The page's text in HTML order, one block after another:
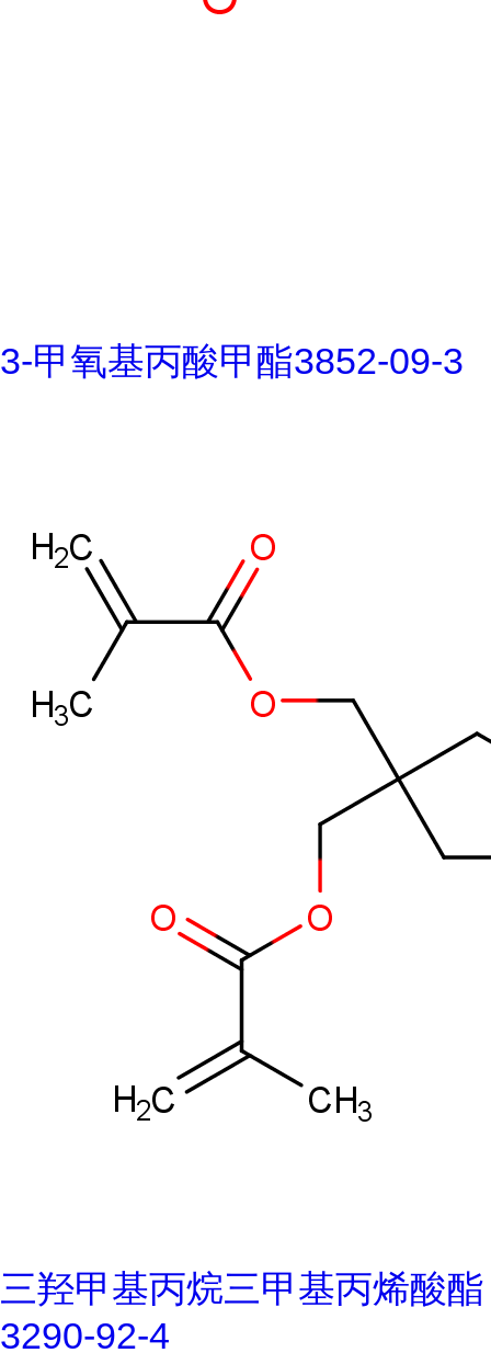
3-甲氧基丙酸甲酯3852-09-3
三羟甲基丙烷三甲基丙烯酸酯
3290-92-4